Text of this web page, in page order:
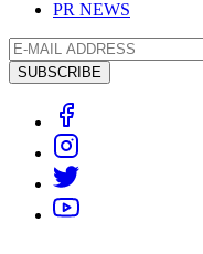
PR NEWS